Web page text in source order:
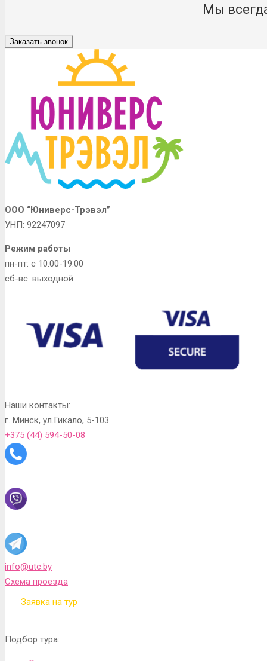
Мы
Заказать звонок
ООО “Юниверс-Трэвэл”
УНП: 92247097
Режим работы
пн-пт: с 10.00-19.00
сб-вс: выходной
Наши контакты:
г. Минск, ул.Гикало, 5-103
+375 (44) 594-50-08
info@utc.by
Схема проезда
Заявка на тур
Подбор тура: